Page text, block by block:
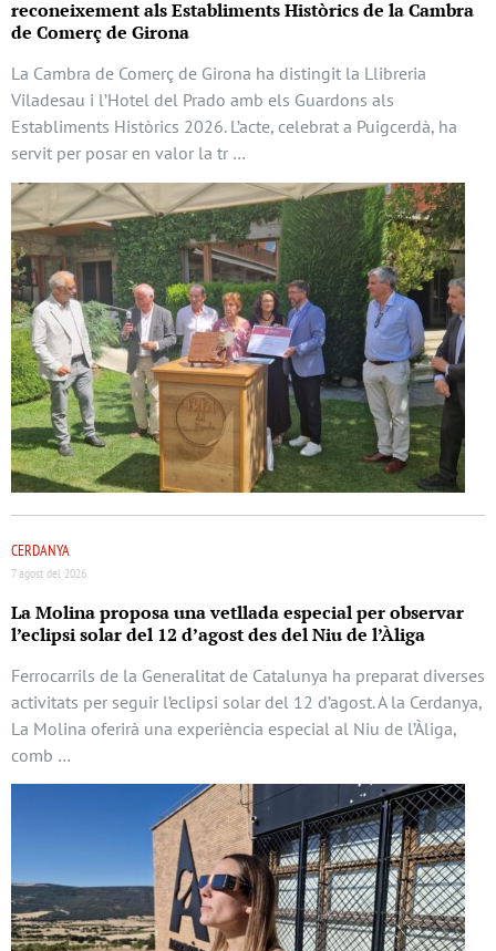
reconeixement als Establiments Històrics de la Cambra
de Comerç de Girona
La Cambra de Comerç de Girona ha distingit la Llibreria
Viladesau i l’Hotel del Prado amb els Guardons als
Establiments Històrics 2026. L’acte, celebrat a Puigcerdà, ha
servit per posar en valor la tr …
CERDANYA
7 agost del 2026
La Molina proposa una vetllada especial per observar
l’eclipsi solar del 12 d’agost des del Niu de l’Àliga
Ferrocarrils de la Generalitat de Catalunya ha preparat diverses
activitats per seguir l’eclipsi solar del 12 d’agost. A la Cerdanya,
La Molina oferirà una experiència especial al Niu de l’Àliga,
comb …